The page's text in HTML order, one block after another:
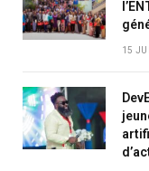
15